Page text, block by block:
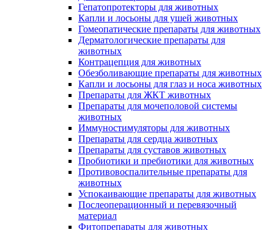
Гепатопротекторы для животных
Капли и лосьоны для ушей животных
Гомеопатические препараты для животных
Дерматологические препараты для
животных
Контрацепция для животных
Обезболивающие препараты для животных
Капли и лосьоны для глаз и носа животных
Препараты для ЖКТ животных
Препараты для мочеполовой системы
животных
Иммуностимуляторы для животных
Препараты для сердца животных
Препараты для суставов животных
Пробиотики и пребиотики для животных
Противовоспалительные препараты для
животных
Успокаивающие препараты для животных
Послеоперационный и перевязочный
материал
Фитопрепараты для животных